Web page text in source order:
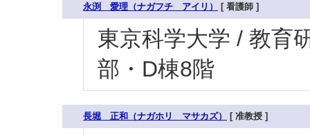
永渕 愛理（ナガフチ アイリ） [ 看護師 ]
東京科学大学 / 教育
部・D棟8階
長堀 正和（ナガホリ マサカズ） [ 准教授 ]